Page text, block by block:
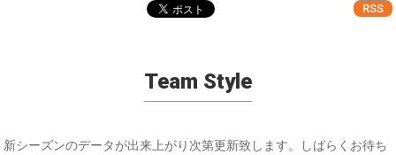
RSS
Team Style
新シーズンのデータが出来上がり次第更新致します。しばらくお待ち